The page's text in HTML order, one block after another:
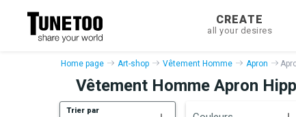
CREATE
all your desires
Home page Art-shop Vêtement Homme Apron
Vêtement Homme Apron
Trier par